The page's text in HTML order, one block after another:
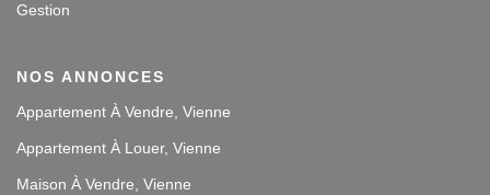
Gestion
NOS ANNONCES
Appartement À Vendre, Vienne
Appartement À Louer, Vienne
Maison À Vendre, Vienne